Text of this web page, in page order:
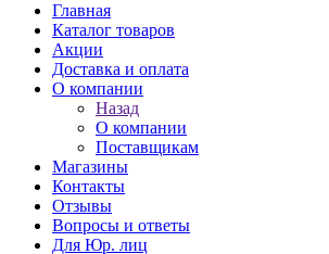
Главная
Каталог товаров
Акции
Доставка и оплата
О компании
Назад
О компании
Поставщикам
Магазины
Контакты
Отзывы
Вопросы и ответы
Для Юр. лиц